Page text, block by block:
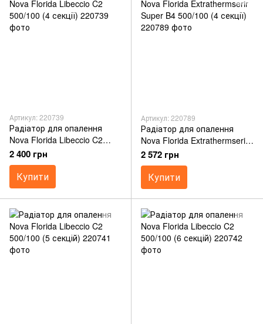
Артикул: 220739
Радіатор для опалення
Nova Florida Libeccio C2
500/100 (4 секції)
2 400 грн
Купити
Артикул: 220789
Радіатор для опалення
Nova Florida Extrathermserir
Super B4 500/100 (4 секції)
2 572 грн
Купити